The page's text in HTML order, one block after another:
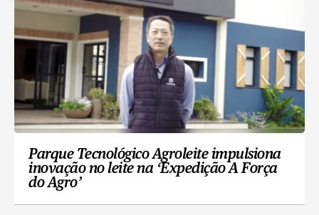
Parque Tecnológico Agroleite impulsiona
inovação no leite na ‘Expedição A Força
do Agro’